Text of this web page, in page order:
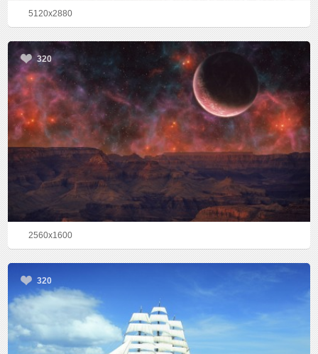
5120x2880
320
2560x1600
320